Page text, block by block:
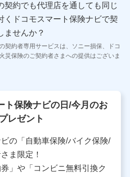
ウド並びに法人向けASPサー
わせ情報
るため
報提供や、皆様に有用なお知らせ
い合わせ内容の正確な把握のため
職名、連絡先
区日本橋人形町2-14-10 アー
ュアランス
契約でも代理店を通しても同じ
くドコモスマート保険ナビで契
ませんか？
契約者専用サービスは、ソニー損保、ドコ
災保険のご契約者さまへの提供はございま
ト保険ナビの日/今月のお
レゼント
の「自動車保険/バイク保険/
ま限定！
」や「コンビニ無料引換ク